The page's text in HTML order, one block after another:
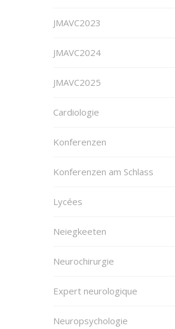
JMAVC2023
JMAVC2024
JMAVC2025
Cardiologie
Konferenzen
Konferenzen am Schlass
Lycées
Neiegkeeten
Neurochirurgie
Expert neurologique
Neuropsychologie